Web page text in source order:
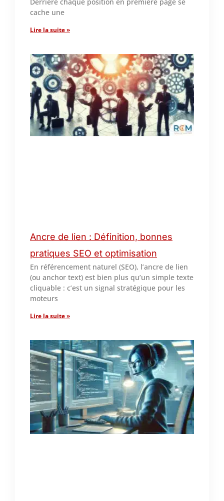
Derrière chaque position en première page se
cache une
Lire la suite »
Ancre de lien : Définition, bonnes
pratiques SEO et optimisation
En référencement naturel (SEO), l’ancre de lien
(ou anchor text) est bien plus qu’un simple texte
cliquable : c’est un signal stratégique pour les
moteurs
Lire la suite »